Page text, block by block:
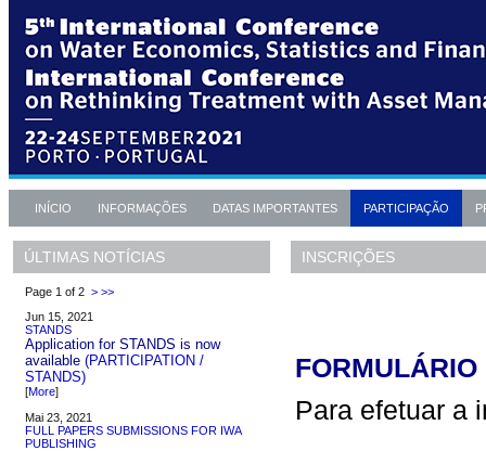
INÍCIO INFORMAÇÕES DATAS IMPORTANTES PARTICIPAÇÃO
ÚLTIMAS NOTÍCIAS
Page 1 of 2 > >>
Jun 15, 2021
STANDS
Application for STANDS is now
available (PARTICIPATION /
STANDS)
[More]
Mai 23, 2021
FULL PAPERS SUBMISSIONS FOR IWA
PUBLISHING
INSCRIÇÕES
Para efetuar a